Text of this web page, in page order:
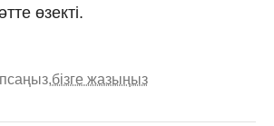
өзекті.
бізге жазыңыз